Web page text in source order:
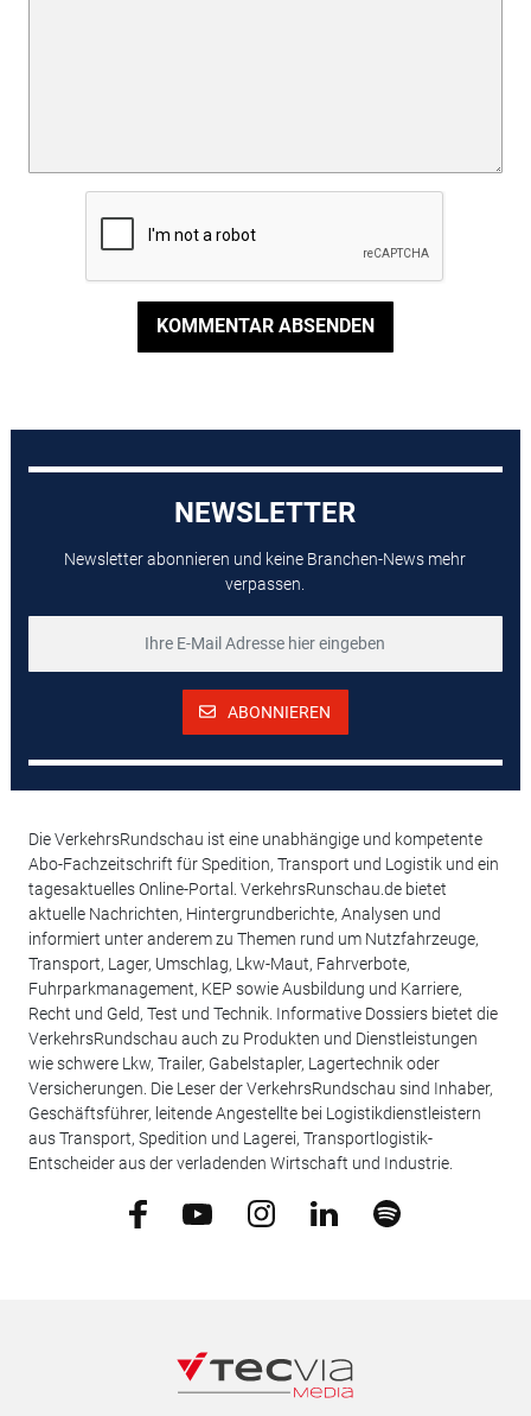
KOMMENTAR ABSENDEN
NEWSLETTER
Newsletter abonnieren und keine Branchen-News mehr
verpassen.
ABONNIEREN
Die VerkehrsRundschau ist eine unabhängige und kompetente
Abo-Fachzeitschrift für Spedition, Transport und Logistik und ein
tagesaktuelles Online-Portal. VerkehrsRunschau.de bietet
aktuelle Nachrichten, Hintergrundberichte, Analysen und
informiert unter anderem zu Themen rund um Nutzfahrzeuge,
Transport, Lager, Umschlag, Lkw-Maut, Fahrverbote,
Fuhrparkmanagement, KEP sowie Ausbildung und Karriere,
Recht und Geld, Test und Technik. Informative Dossiers bietet die
VerkehrsRundschau auch zu Produkten und Dienstleistungen
wie schwere Lkw, Trailer, Gabelstapler, Lagertechnik oder
Versicherungen. Die Leser der VerkehrsRundschau sind Inhaber,
Geschäftsführer, leitende Angestellte bei Logistikdienstleistern
aus Transport, Spedition und Lagerei, Transportlogistik-
Entscheider aus der verladenden Wirtschaft und Industrie.